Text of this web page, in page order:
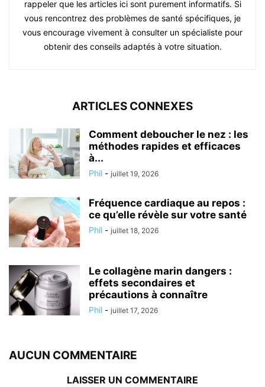
rappeler que les articles ici sont purement informatifs. Si
vous rencontrez des problèmes de santé spécifiques, je
vous encourage vivement à consulter un spécialiste pour
obtenir des conseils adaptés à votre situation.
ARTICLES CONNEXES
Comment deboucher le nez : les
méthodes rapides et efficaces
à...
Phil - juillet 19, 2026
Fréquence cardiaque au repos :
ce qu’elle révèle sur votre santé
Phil - juillet 18, 2026
Le collagène marin dangers :
effets secondaires et
précautions à connaître
Phil - juillet 17, 2026
AUCUN COMMENTAIRE
LAISSER UN COMMENTAIRE